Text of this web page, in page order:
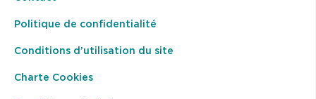
Politique de confidentialité
Conditions d’utilisation du site
Charte Cookies